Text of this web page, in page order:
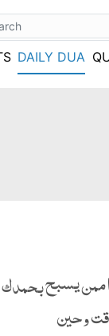
DAILY DUA
ممن يسبح بحمدك
وحين